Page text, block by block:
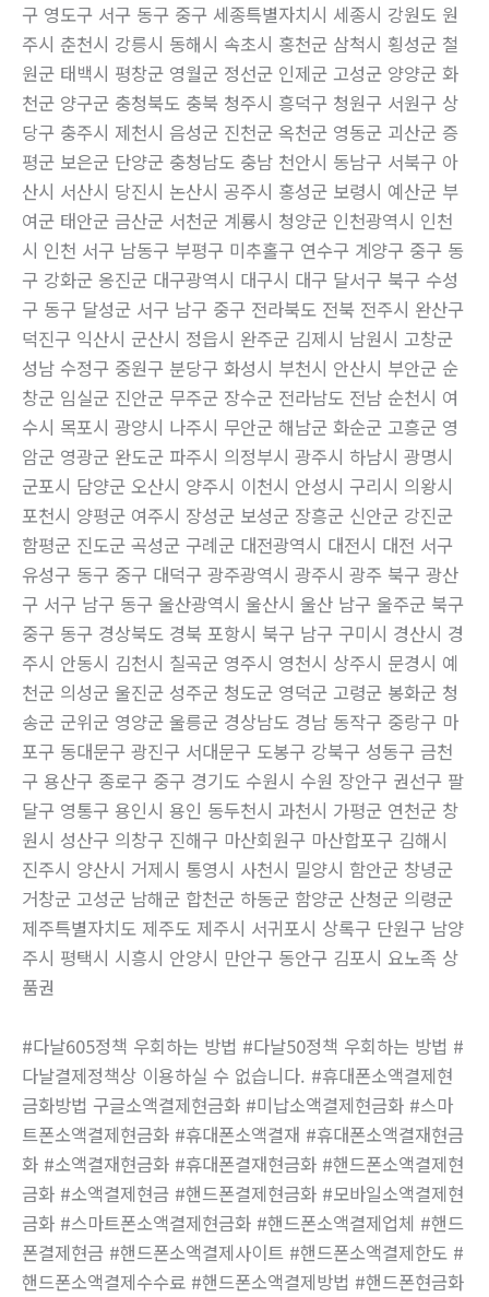
구 영도구 서구 동구 중구 세종특별자치시 세종시 강원도 원
주시 춘천시 강릉시 동해시 속초시 홍천군 삼척시 횡성군 철
원군 태백시 평창군 영월군 정선군 인제군 고성군 양양군 화
천군 양구군 충청북도 충북 청주시 흥덕구 청원구 서원구 상
당구 충주시 제천시 음성군 진천군 옥천군 영동군 괴산군 증
평군 보은군 단양군 충청남도 충남 천안시 동남구 서북구 아
산시 서산시 당진시 논산시 공주시 홍성군 보령시 예산군 부
여군 태안군 금산군 서천군 계룡시 청양군 인천광역시 인천
시 인천 서구 남동구 부평구 미추홀구 연수구 계양구 중구 동
구 강화군 옹진군 대구광역시 대구시 대구 달서구 북구 수성
구 동구 달성군 서구 남구 중구 전라북도 전북 전주시 완산구
덕진구 익산시 군산시 정읍시 완주군 김제시 남원시 고창군
성남 수정구 중원구 분당구 화성시 부천시 안산시 부안군 순
창군 임실군 진안군 무주군 장수군 전라남도 전남 순천시 여
수시 목포시 광양시 나주시 무안군 해남군 화순군 고흥군 영
암군 영광군 완도군 파주시 의정부시 광주시 하남시 광명시
군포시 담양군 오산시 양주시 이천시 안성시 구리시 의왕시
포천시 양평군 여주시 장성군 보성군 장흥군 신안군 강진군
함평군 진도군 곡성군 구례군 대전광역시 대전시 대전 서구
유성구 동구 중구 대덕구 광주광역시 광주시 광주 북구 광산
구 서구 남구 동구 울산광역시 울산시 울산 남구 울주군 북구
중구 동구 경상북도 경북 포항시 북구 남구 구미시 경산시 경
주시 안동시 김천시 칠곡군 영주시 영천시 상주시 문경시 예
천군 의성군 울진군 성주군 청도군 영덕군 고령군 봉화군 청
송군 군위군 영양군 울릉군 경상남도 경남 동작구 중랑구 마
포구 동대문구 광진구 서대문구 도봉구 강북구 성동구 금천
구 용산구 종로구 중구 경기도 수원시 수원 장안구 권선구 팔
달구 영통구 용인시 용인 동두천시 과천시 가평군 연천군 창
원시 성산구 의창구 진해구 마산회원구 마산합포구 김해시
진주시 양산시 거제시 통영시 사천시 밀양시 함안군 창녕군
거창군 고성군 남해군 합천군 하동군 함양군 산청군 의령군
제주특별자치도 제주도 제주시 서귀포시 상록구 단원구 남양
주시 평택시 시흥시 안양시 만안구 동안구 김포시 요노족 상
품권
#다날605정책 우회하는 방법 #다날50정책 우회하는 방법 #
다날결제정책상 이용하실 수 없습니다. #휴대폰소액결제현
금화방법 구글소액결제현금화 #미납소액결제현금화 #스마
트폰소액결제현금화 #휴대폰소액결재 #휴대폰소액결재현금
화 #소액결재현금화 #휴대폰결재현금화 #핸드폰소액결제현
금화 #소액결제현금 #핸드폰결제현금화 #모바일소액결제현
금화 #스마트폰소액결제현금화 #핸드폰소액결제업체 #핸드
폰결제현금 #핸드폰소액결제사이트 #핸드폰소액결제한도 #
핸드폰소액결제수수료 #핸드폰소액결제방법 #핸드폰현금화